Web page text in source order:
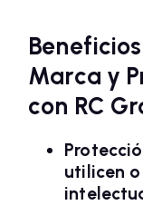
Marca y
con RC
utilicen